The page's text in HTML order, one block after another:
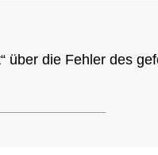
über die Fehler des